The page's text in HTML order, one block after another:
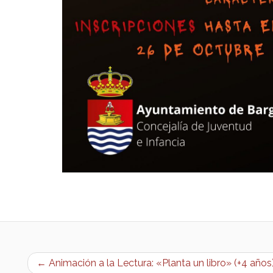
← Animación a la Lectura: «Planta un libro» (+4